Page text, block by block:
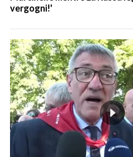
vergogni!'